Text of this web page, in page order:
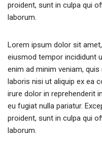
proident, sunt in culpa qui
laborum.
Lorem ipsum dolor sit
eiusmod tempor incididunt
enim ad minim veniam,
laboris nisi ut aliquip ex ea
irure dolor in reprehenderit
eu fugiat nulla pariatur.
proident, sunt in culpa qui
laborum.